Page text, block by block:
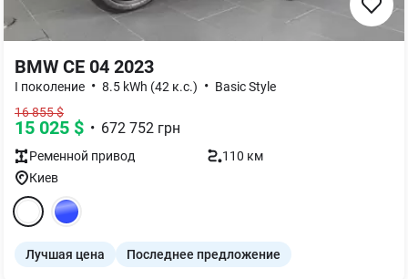
BMW CE 04 2023
І поколение • 8.5 kWh (42 к.с.) • Basic Style
16 855$
15 025 $ • 672 752 грн
Ременной привод
110 км
Киев
Лучшая цена Последнее предложение